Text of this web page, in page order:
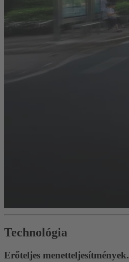
Technológia
Erőteljes menetteljesítmények.